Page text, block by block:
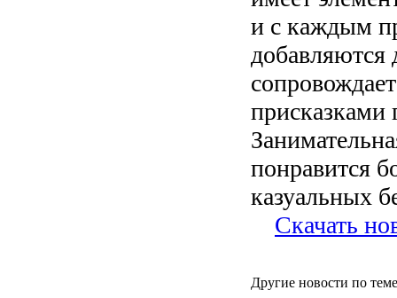
и с каждым
добавляются
присказками
понравится
казуальных
Скачать
Другие новости по